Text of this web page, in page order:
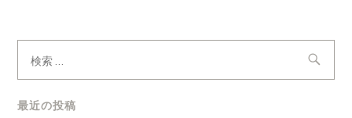
索:
最近の投稿